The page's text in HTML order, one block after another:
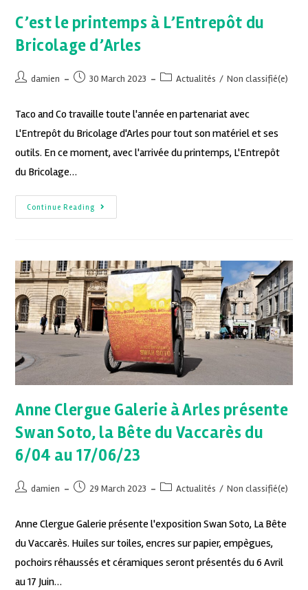
C’est le printemps à L’Entrepôt du
Bricolage d’Arles
damien 30 March 2023 Actualités / Non classifié(e)
Taco and Co travaille toute l'année en partenariat avec
L'Entrepôt du Bricolage d'Arles pour tout son matériel et ses
outils. En ce moment, avec l'arrivée du printemps, L'Entrepôt
du Bricolage…
Continue Reading
Anne Clergue Galerie à Arles présente
Swan Soto, la Bête du Vaccarès du
6/04 au 17/06/23
damien 29 March 2023 Actualités / Non classifié(e)
Anne Clergue Galerie présente l'exposition Swan Soto, La Bête
du Vaccarès. Huiles sur toiles, encres sur papier, empègues,
pochoirs réhaussés et céramiques seront présentés du 6 Avril
au 17 Juin…